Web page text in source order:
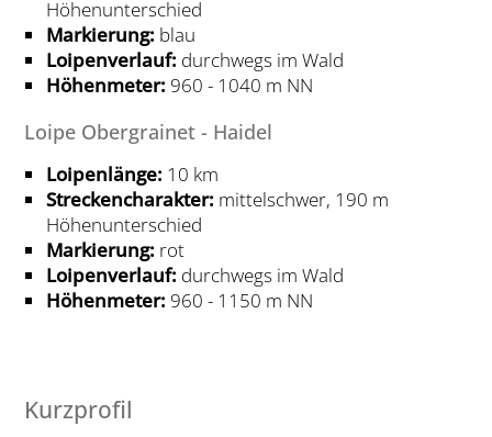
Höhenunterschied
Markierung: blau
Loipenverlauf: durchwegs im Wald
Höhenmeter: 960 - 1040 m NN
Loipe Obergrainet - Haidel
Loipenlänge: 10 km
Streckencharakter: mittelschwer, 190 m
Höhenunterschied
Markierung: rot
Loipenverlauf: durchwegs im Wald
Höhenmeter: 960 - 1150 m NN
Kurzprofil